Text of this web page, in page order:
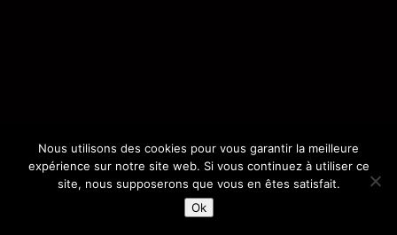
Nous utilisons des cookies pour vous garantir la meilleure
expérience sur notre site web. Si vous continuez à utiliser ce
site, nous supposerons que vous en êtes satisfait.
Ok